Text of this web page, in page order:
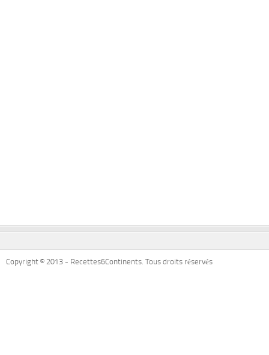
Copyright © 2013 - Recettes6Continents. Tous droits réservés